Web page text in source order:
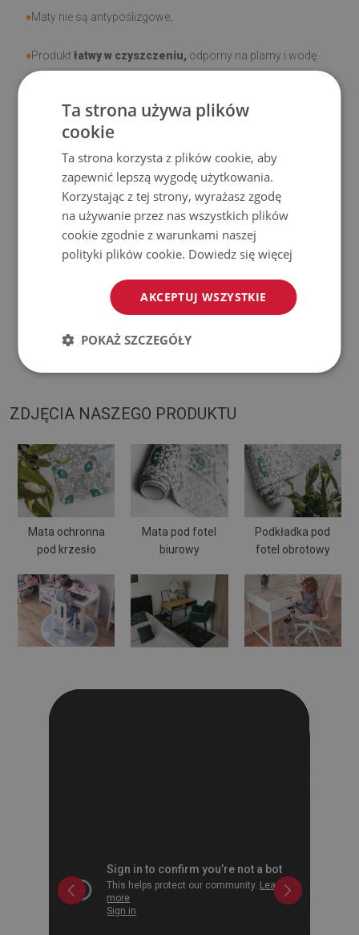
♦Maty nie są antypoślizgowe;
♦Produktłatwy w czyszczeniu, odporny na plamy i wodę.
użytkowaniu wynikające z upływu czasu (np. przetarcia) nie
podlegają reklamacjom.
Jak dbać o produkt?
Czyść wilgotną szmatką — nie używaj silnych środków
chemicznych.
Regularnie wietrz dolną warstwę maty.
Mata jest przeznaczona do użytku natwardej
powierzchni. Po umieszczeniu na miękkiej powierzchni
ZDJĘCIA NASZEGO PRODUKTU
Mata ochronna
pod krzesło
Mata pod fotel
biurowy
Podkładka pod
fotel obrotowy
Ta strona używa plików
cookie
Ta strona korzysta z plików cookie, aby
zapewnić lepszą wygodę użytkowania.
Korzystając z tej strony, wyrażasz zgodę
na używanie przez nas wszystkich plików
cookie zgodnie z warunkami naszej
polityki plików cookie. Dowiedz się więcej
AKCEPTUJ WSZYSTKIE
POKAŻ SZCZEGÓŁY